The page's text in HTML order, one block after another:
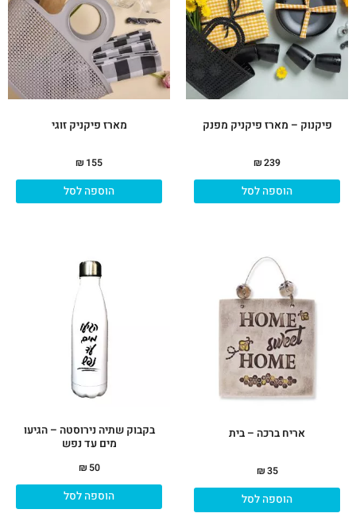
פיקנוק – מארז פיקניק מפנק
₪239
הוספה לסל
מארז פיקניק זוגי
₪ 155
הוספה לסל
אריח ברכה – בית
₪35
הוספה לסל
בקבוק שתיה נירוסטה – הגיעו
מים עד נפש
₪ 50
הוספה לסל